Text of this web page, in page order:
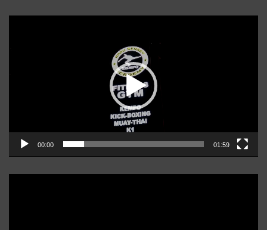
00:00 01:59